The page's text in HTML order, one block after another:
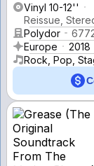
Vinyl 10-12''
Reissue,
Polydor
Europe
2018
Rock, Pop,